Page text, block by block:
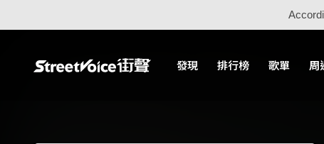
發現 排行榜 歌單 周